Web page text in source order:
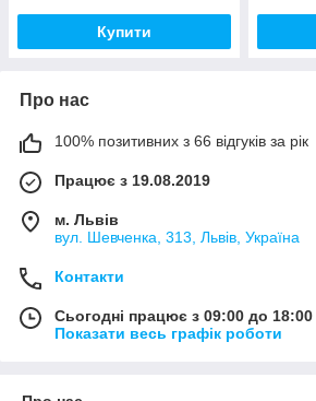
Купити
Про нас
100% позитивних з 66 відгуків за рік
Працює з 19.08.2019
м. Львів
вул. Шевченка, 313, Львів, Україна
Контакти
Сьогодні працює з 09:00 до 18:00
Показати весь графік роботи